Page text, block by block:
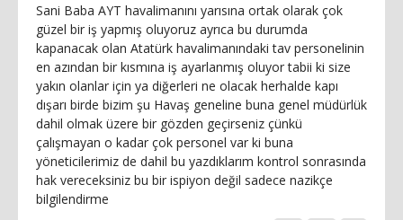
Sani Baba AYT havalimanını yarısına ortak olarak çok
güzel bir iş yapmış oluyoruz ayrıca bu durumda
kapanacak olan Atatürk havalimanındaki tav personelinin
en azından bir kısmına iş ayarlanmış oluyor tabii ki size
yakın olanlar için ya diğerleri ne olacak herhalde kapı
dışarı birde bizim şu Havaş geneline buna genel müdürlük
dahil olmak üzere bir gözden geçirseniz çünkü
çalışmayan o kadar çok personel var ki buna
yöneticilerimiz de dahil bu yazdıklarım kontrol sonrasında
hak vereceksiniz bu bir ispiyon değil sadece nazikçe
bilgilendirme